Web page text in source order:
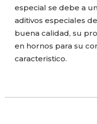
especial se debe a
aditivos especiales
buena calidad, su
en hornos para su
caracteristico.